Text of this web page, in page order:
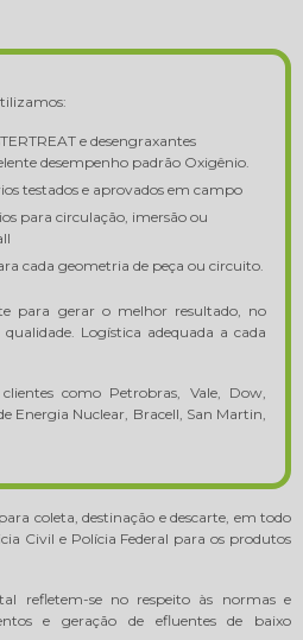
e desengraxantes
desempenho padrão Oxigênio.
testados e aprovados em campo
para circulação, imersão ou
cada geometria de peça ou circuito.
para gerar o melhor resultado, no
Logística adequada a cada
como Petrobras, Vale, Dow,
Energia Nuclear, Bracell, San Martin,
coleta, destinação e descarte, em todo
Civil e Polícia Federal para os produtos
refletem-se no respeito às normas e
e geração de efluentes de baixo